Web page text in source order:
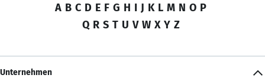
A B C D E F G H I J K L M N O P
Q R S T U V W X Y Z
Unternehmen